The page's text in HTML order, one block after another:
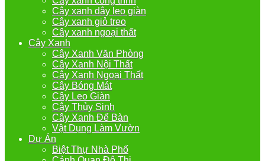
Cây xanh dây leo giàn
Cây xanh giỏ treo
Cây xanh ngoại thất
Cây Xanh
Cây Xanh Văn Phòng
Cây Xanh Nội Thất
Cây Xanh Ngoại Thất
Cây Bóng Mát
Cây Leo Giàn
Cây Thủy Sinh
Cây Xanh Để Bàn
Vật Dụng Làm Vườn
Dự Án
Biệt Thự Nhà Phố